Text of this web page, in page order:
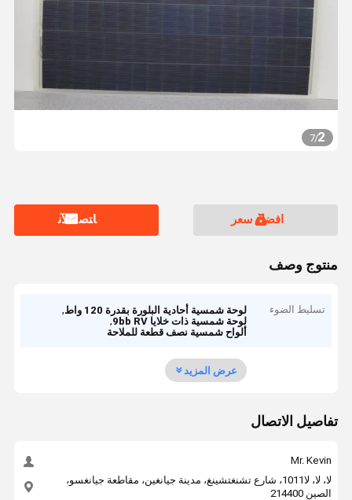
2
/
7
افضل سعر ﺎﺘﺼﻟ ﺍﻶﻧ
منتوج وصف
تسليط الضوء لوحة شمسية أحادية البلورة بقدرة 120 واط
,
لوحة شمسية ذات خلايا 9bb RV
,
ألواح شمسية نصف قطعة للملاحة
عرض المزيد
تفاصيل الاتصال
Mr. Kevin
لا، لا، لا1011، شارع تشنغتشينغ، مدينة جيانغين، مقاطعة جيانغسو،
الصين 214400